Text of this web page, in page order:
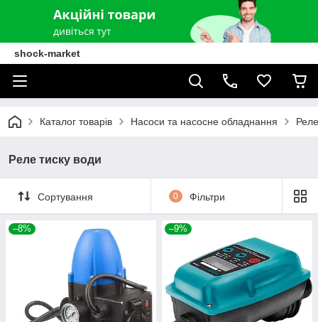
shock-market
Каталог товарів Насоси та насосне обладнання
Реле тиску води
Сортування 0 Фільтри
–8% –9%